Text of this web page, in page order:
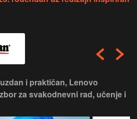
i praktičan, Lenovo
za svakodnevni rad, učenje i